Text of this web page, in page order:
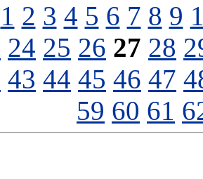
1 2 3 4 5 6 7 8 9
24 25 26 27 28
43 44 45 46 47
59 60 61